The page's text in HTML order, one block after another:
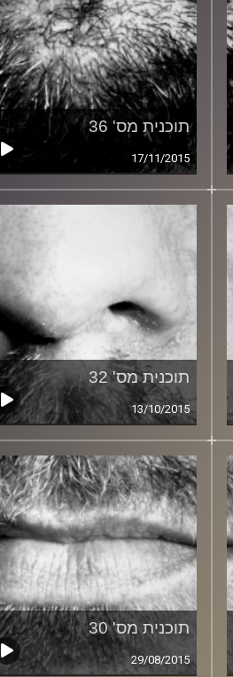
תוכנית מס' 36
17/11/2015
תוכנית מס' 32
13/10/2015
תוכנית מס' 30
29/08/2015